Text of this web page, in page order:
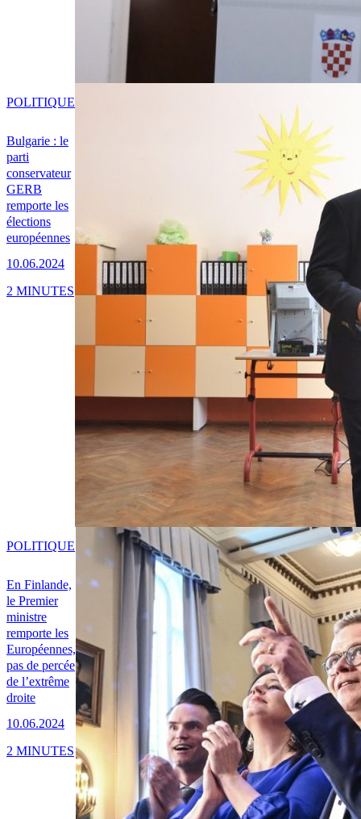
Bulgarie : le
parti
conservateur
GERB
remporte les
élections
européennes
10.06.2024
POLITIQUE
2 MINUTES
En Finlande,
le Premier
ministre
remporte les
Européennes,
pas de percée
de l’extrême
droite
10.06.2024
POLITIQUE
2 MINUTES